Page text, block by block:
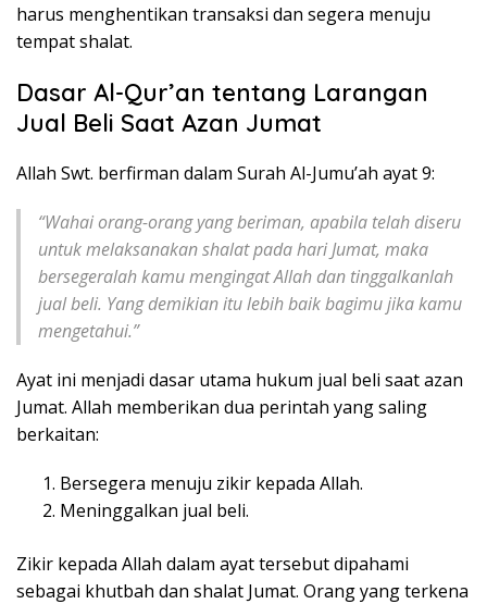
harus menghentikan transaksi dan segera menuju
tempat shalat.
Dasar Al-Qur’an tentang Larangan
Jual Beli Saat Azan Jumat
Allah Swt. berfirman dalam Surah Al-Jumu’ah ayat 9:
“Wahai orang-orang yang beriman, apabila telah diseru
untuk melaksanakan shalat pada hari Jumat, maka
bersegeralah kamu mengingat Allah dan tinggalkanlah
jual beli. Yang demikian itu lebih baik bagimu jika kamu
mengetahui.”
Ayat ini menjadi dasar utama hukum jual beli saat azan
Jumat. Allah memberikan dua perintah yang saling
berkaitan:
Bersegera menuju zikir kepada Allah.
Meninggalkan jual beli.
Zikir kepada Allah dalam ayat tersebut dipahami
sebagai khutbah dan shalat Jumat. Orang yang terkena